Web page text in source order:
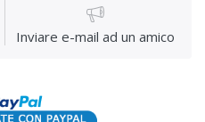
Inviare e-mail ad un amico